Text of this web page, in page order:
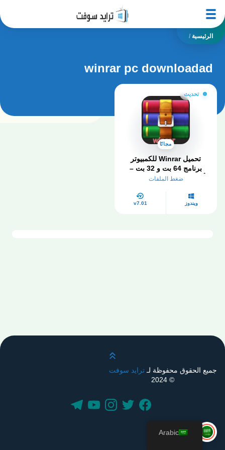
الرئيسية /
winrar pc downloadad
تحديث
مجانًا
تحميل Winrar للكمبيوتر​
برنامج 64 بت و 32 بت –
ضغط الملفات
ويندوز v7.01
قم بالتمرير لأعلى
جميع الحقوق محفوظة لـترايد سوفت
© 2024
Arabic